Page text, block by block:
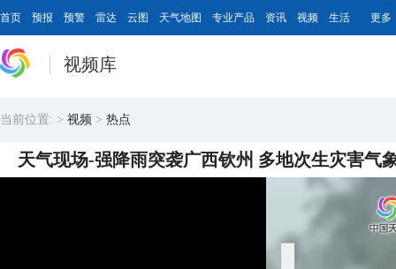
首页 预报 预警 雷达 云图 天气地图 专业产品 资讯 视频 生活 更多
视频库
当前位置: > 视频 > 热点
天气现场-强降雨突袭广西钦州 多地次生灾害气